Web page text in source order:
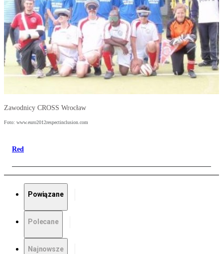
Zawodnicy CROSS Wrocław
Foto: www.euro2012respectinclusion.com
Red
Powiązane
Polecane
Najnowsze